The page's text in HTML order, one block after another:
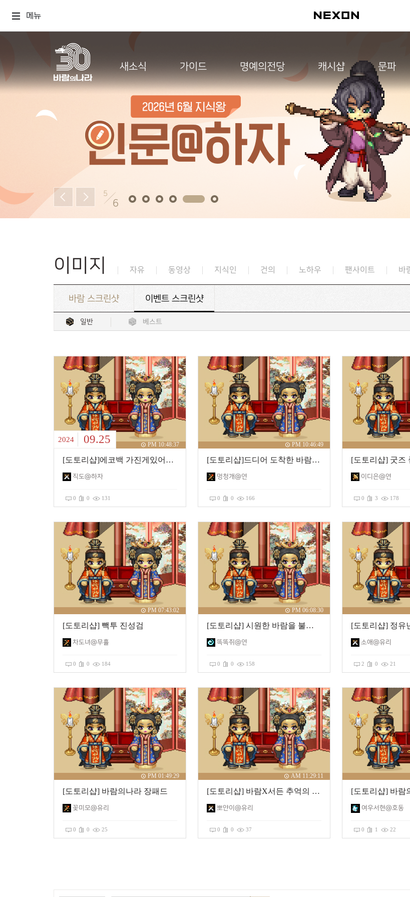
메뉴
새소식 가이드 명예의전당 캐시샵 문파
5
6
이미지 자유 동영상 지식인 건의 노하우 팬사이트 바
바람 스크린샷 이벤트 스크린샷
일반 베스트
2024 09.25 PM 10:48:37
[도토리샵]에코백 가진게있어서 올려봅니다 ㅎ
직도@하자
0 0 131
PM 10:46:49
[도토리샵]드디어 도착한 바람굿즈~~
멍청개@연
0 0 166
[도토리샵] 굿즈
이디은@연
0 3 178
PM 07:43:02
[도토리샵] 빽투 진성검
차도녀@무휼
0 0 184
PM 06:08:30
[도토리샵] 시원한 바람을 불어온 바람의나라 부채
똑똑쥐@연
0 0 158
[도토리샵] 정유
소애@유리
2 0 21
PM 01:49:29
[도토리샵] 바람의나라 장패드
꽃미모@유리
0 0 25
AM 11:29:11
[도토리샵] 바람X서든 추억의 소장물건
뽀얀이@유리
0 0 37
여우서현@호동
0 1 22